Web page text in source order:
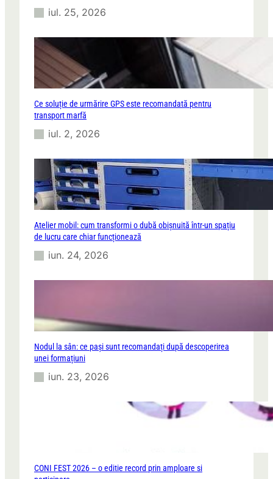
iul. 25, 2026
Ce soluție de urmărire GPS este recomandată pentru
transport marfă
iul. 2, 2026
Atelier mobil: cum transformi o dubă obișnuită într-un spațiu
de lucru care chiar funcționează
iun. 24, 2026
Nodul la sân: ce pași sunt recomandați după descoperirea
unei formațiuni
iun. 23, 2026
CONI FEST 2026 – o editie record prin amploare si